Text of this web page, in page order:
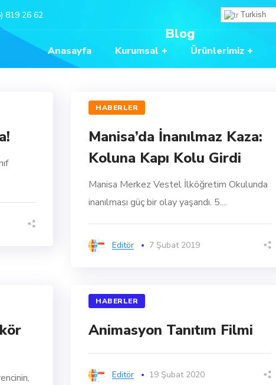
819 26 62 Turkish
Anasayfa Kurumsal Ürünlerimiz
Blog
HABERLER
Manisa’da İnanılmaz Kaza:
Koluna Kapı Kolu Girdi
Manisa Merkez Vestel İlköğretim Okulunda
inanılması güç bir olay yaşandı. 5....
Editör 7 Şubat 2019
HABERLER
Animasyon Tanıtım Filmi
Editör 19 Şubat 2020